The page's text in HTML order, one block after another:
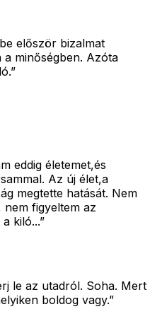
először bizalmat
minőségben. Azóta
”
eddig életemet,és
Az új élet,a
megtette hatását. Nem
nem figyeltem az
kiló...”
le az utadról. Soha. Mert
boldog vagy.”